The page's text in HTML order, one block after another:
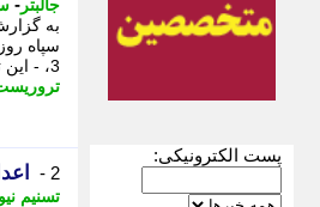
پست الکترونیکی:
جالبتر -
به
3، - این تیم با ...
2 -
تسنیم